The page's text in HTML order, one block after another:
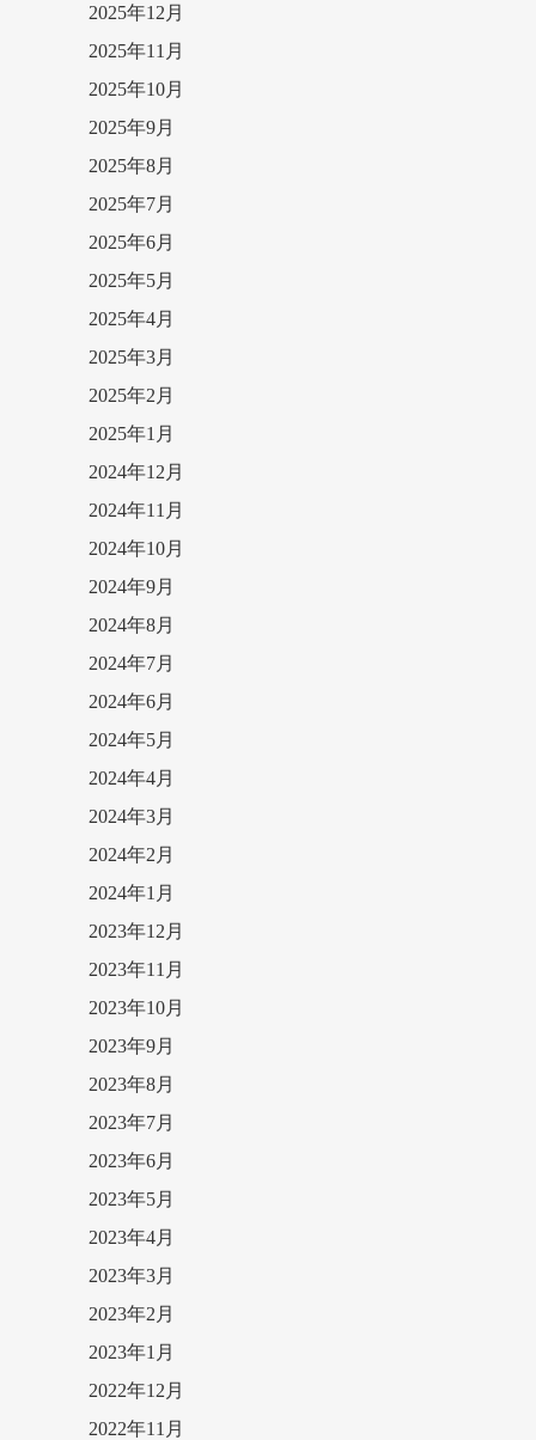
2025年12月
2025年11月
2025年10月
2025年9月
2025年8月
2025年7月
2025年6月
2025年5月
2025年4月
2025年3月
2025年2月
2025年1月
2024年12月
2024年11月
2024年10月
2024年9月
2024年8月
2024年7月
2024年6月
2024年5月
2024年4月
2024年3月
2024年2月
2024年1月
2023年12月
2023年11月
2023年10月
2023年9月
2023年8月
2023年7月
2023年6月
2023年5月
2023年4月
2023年3月
2023年2月
2023年1月
2022年12月
2022年11月